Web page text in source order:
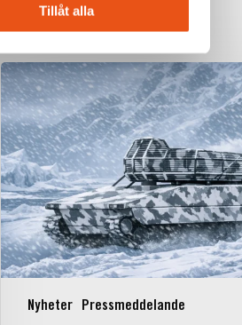
Tillåt alla
Nyheter Pressmeddelande
Svekon
tecknar
avtal
med
MBDA
för
konceptutveckling
av
nästa
generations
luftvärn